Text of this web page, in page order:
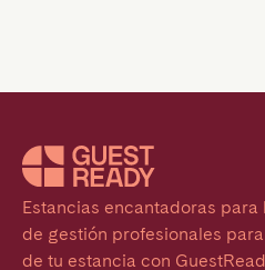
Estancias encantadoras
de gestión profesionales
de tu estancia con